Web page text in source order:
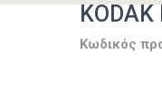
Κωδικός